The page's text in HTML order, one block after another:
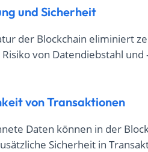
und Sicherheit
der Blockchain eliminiert
von Datendiebstahl und
von Transaktionen
Daten können in der
Sicherheit in